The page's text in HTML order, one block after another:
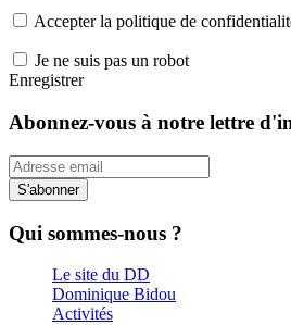
Accepter la politique de
Je ne suis pas un robot
Enregistrer
Abonnez-vous à notre lettre
S'abonner
Qui sommes-nous ?
Le site du DD
Dominique Bidou
Activités